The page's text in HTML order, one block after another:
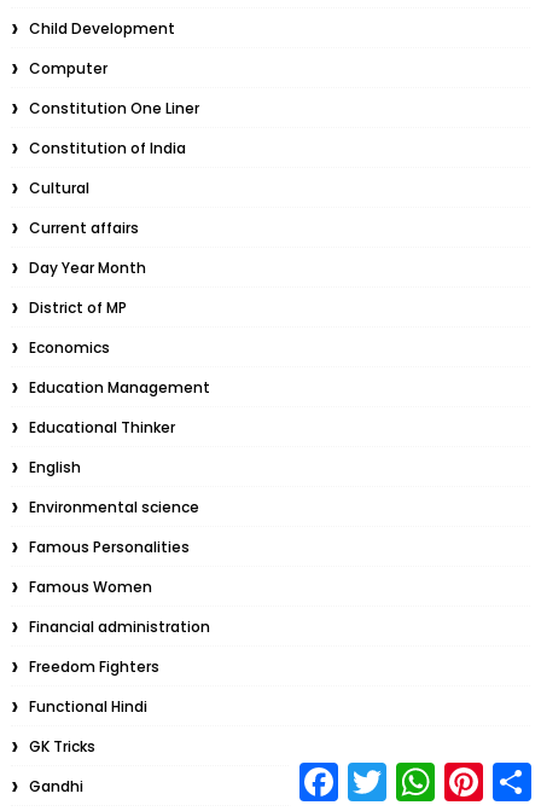
Child Development
Computer
Constitution One Liner
Constitution of India
Cultural
Current affairs
Day Year Month
District of MP
Economics
Education Management
Educational Thinker
English
Environmental science
Famous Personalities
Famous Women
Financial administration
Freedom Fighters
Functional Hindi
GK Tricks
Gandhi
a
T
w
W
h